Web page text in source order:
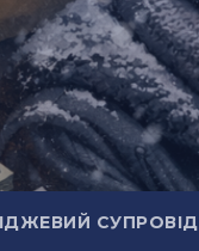
СУПРОВІД